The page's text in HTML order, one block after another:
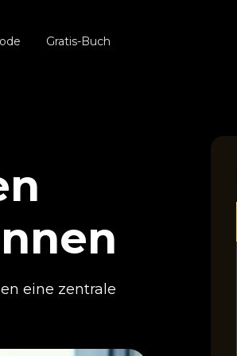
Gratis-Buch
eine zentrale